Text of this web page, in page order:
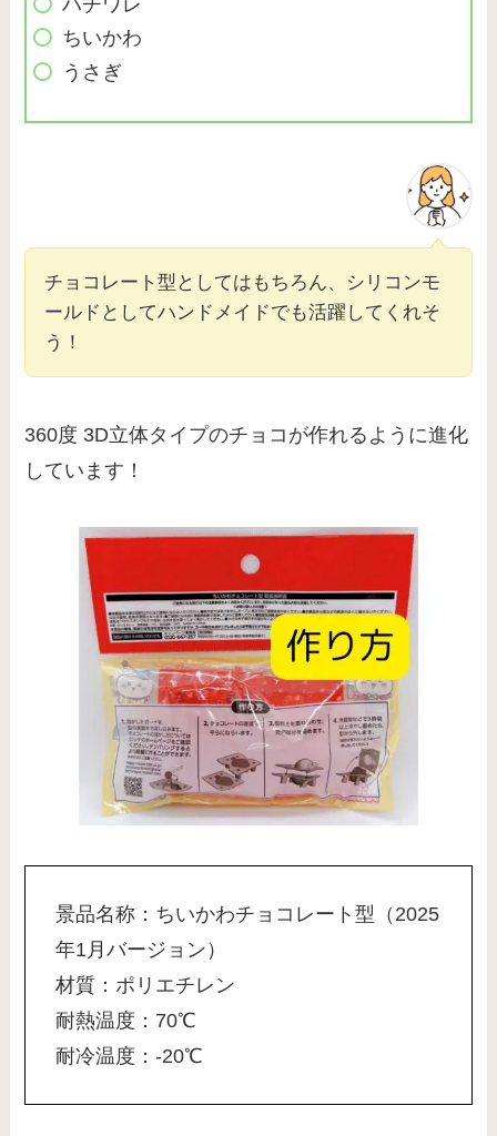
ちいかわ
うさぎ
チョコレート型としてはもちろん、シリコンモ
ールドとしてハンドメイドでも活躍してくれそ
う！
360度 3D立体タイプのチョコが作れるように進化
しています！
景品名称：ちいかわチョコレート型（2025
年1月バージョン）
材質：ポリエチレン
耐熱温度：70℃
耐冷温度：-20℃